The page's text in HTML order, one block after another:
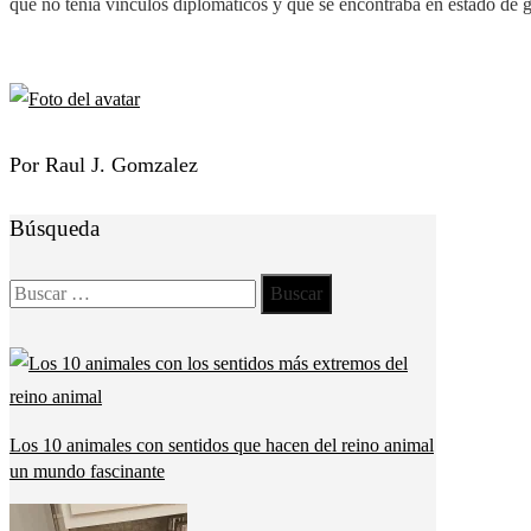
que no tenía vínculos diplomáticos y que se encontraba en estado de
Por Raul J. Gomzalez
Búsqueda
Buscar:
Los 10 animales con sentidos que hacen del reino animal
un mundo fascinante